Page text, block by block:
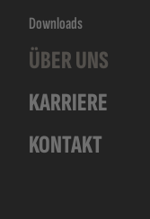
Downloads
ÜBER UNS
KARRIERE
KONTAKT